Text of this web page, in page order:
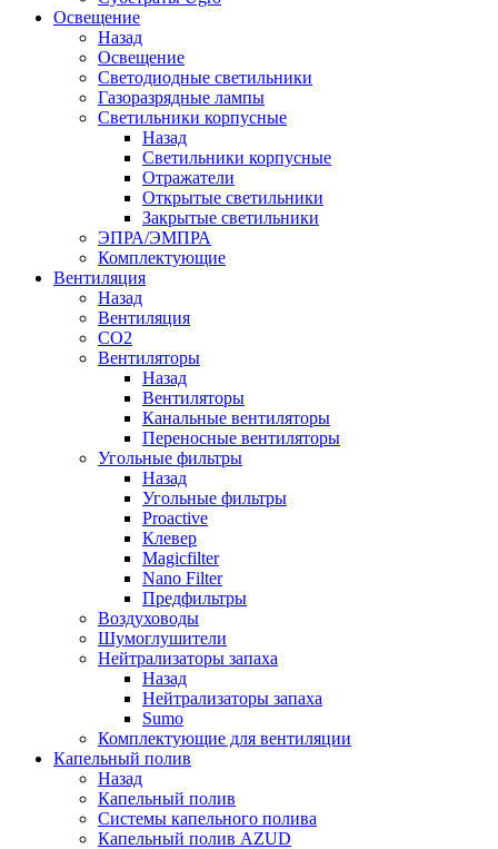
Освещение
Назад
Освещение
Светодиодные светильники
Газоразрядные лампы
Светильники корпусные
Назад
Светильники корпусные
Отражатели
Открытые светильники
Закрытые светильники
ЭПРА/ЭМПРА
Комплектующие
Вентиляция
Назад
Вентиляция
СО2
Вентиляторы
Назад
Вентиляторы
Канальные вентиляторы
Переносные вентиляторы
Угольные фильтры
Назад
Угольные фильтры
Proactive
Клевер
Magicfilter
Nano Filter
Предфильтры
Воздуховоды
Шумоглушители
Нейтрализаторы запаха
Назад
Нейтрализаторы запаха
Sumo
Комплектующие для вентиляции
Капельный полив
Назад
Капельный полив
Системы капельного полива
Капельный полив AZUD